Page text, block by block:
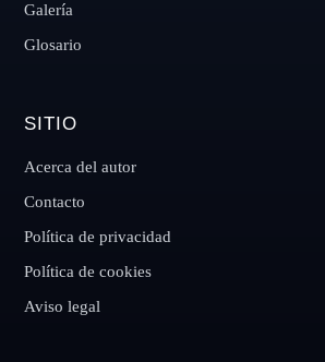
Galería
Glosario
SITIO
Acerca del autor
Contacto
Política de privacidad
Política de cookies
Aviso legal